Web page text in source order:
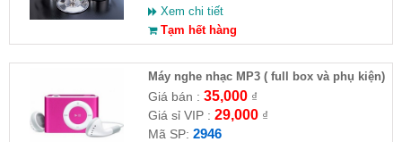
Xem chi tiết
Tạm hết hàng
Máy nghe nhạc MP3 ( full box và phụ kiện)
Giá bán : 35,000₫
Giá sỉ VIP : 29,000₫
Mã SP: 2946